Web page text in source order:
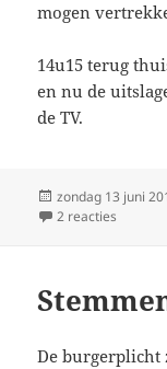
mogen
14u15 terug
en nu de
de TV.
Geplaatst
op
zondag 13 juni
2 reacties
De burgerplicht